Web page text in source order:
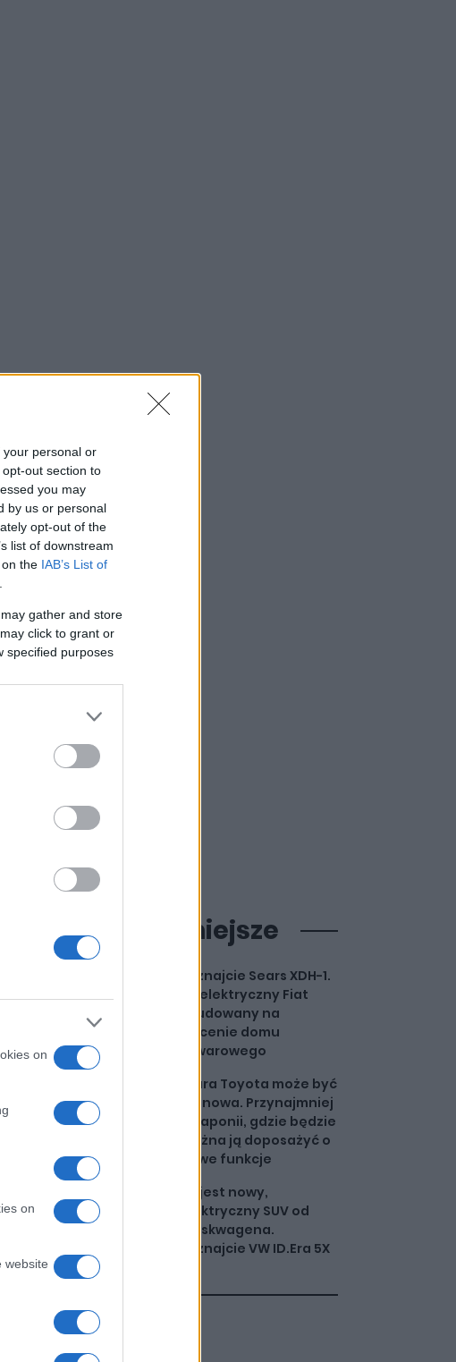
personal or
out section to
you may
by us or personal
opt-out of the
list of downstream
the IAB’s List of
gather and store
click to grant or
specified purposes
on
on
website
Najpopularniejsze
Poznajcie Sears XDH-1.
To elektryczny Fiat
zbudowany na
zlecenie domu
towarowego
Stara Toyota może być
jak nowa. Przynajmniej
w Japonii, gdzie będzie
można ją doposażyć o
nowe funkcje
To jest nowy,
elektryczny SUV od
Volskwagena.
Poznajcie VW ID.Era 5X